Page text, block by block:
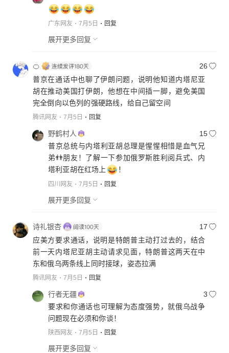
广东网友 7月5日 回复
展开更多回复
🍊
26
普京在通话中也聊了伊朗问题，说明他知道内塔尼亚
胡在推动美国打伊朗，他想在中间插一脚，避免美国
完全倒向以色列的强硬路线，给自己留空间
腾讯网友 7月5日 回复
野鹤村人
15
普京总统与内塔利亚胡总理是惺惺相惜是血气兄
弟👬朋友！了解一下参加俄罗斯胜利阅兵式、内
塔利亚胡在红场上
！
四川网友 7月5日 回复
展开更多回复
诗礼银杏
17
应美方要求通话，说明是特朗普主动打过去的，结合
前一天内塔尼亚胡主动请求见面，特朗普这两天在中
东和俄乌两条线上同时接球，姿态拉满
腾讯网友 7月5日 回复
行者无疆
3
要求和你通话也可理解为态度强势，就俄乌战争
问题现在必须和你谈！
陕西网友 7月5日 回复
展开更多回复